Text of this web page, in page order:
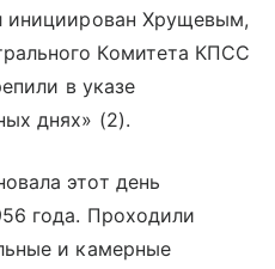
инициирован Хрущевым,
Комитета КПСС
в указе
днях» (2).
этот день
года. Проходили
и камерные